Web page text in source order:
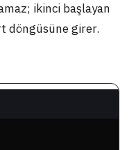
ikinci başlayan
döngüsüne girer.